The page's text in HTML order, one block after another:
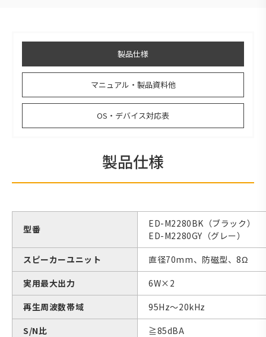
製品仕様
マニュアル・製品資料他
OS・デバイス対応表
製品仕様
型番
ED-M2280BK（ブラック）
ED-M2280GY（グレー）
スピーカーユニット
直径70mm、防磁型、8Ω
実用最大出力
6W×2
再生周波数帯域
95Hz～20kHz
S/N比
≧85dBA